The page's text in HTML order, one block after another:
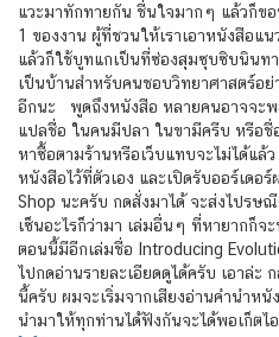
แวะมาทักทายกัน ชื่นใจมากๆ แล้วก็
1 ของงาน ผู้ที่ชวนให้เราเอาหนังสือแ
แล้วก็ใช้บูทแกเป็นที่ซ่องสุมซุบซิบนินท
เป็นบ้านสำหรับคนชอบวิทยาศาสตร์อย่
อีกนะ พูดถึงหนังสือ หลายคนอาจจะพ
แปลชื่อ ในคนมีปลา ในขามีครีบ หรือชื่
หาซื้อตามร้านหรือเว็บแทบจะไม่ได้แ
หนังสือไว้ที่ตัวเอง และเปิดรับออร์เดอ
Shop นะครับ กดสั่งมาได้ จะส่งไปรษณี
เซ็นอะไรก็ว่ามา เล่มอื่นๆ ที่หายากก็จ
ตอนนี้มีอีกเล่มชื่อ Introducing
ไปกดอ่านรายละเอียดดูได้ครับ เอาล่
นี้ครับ ผมจะเริ่มจากเสียงอ่านคำนำห
นำมาให้ทุกท่านได้ฟังกันจะได้พอเก็ตไ